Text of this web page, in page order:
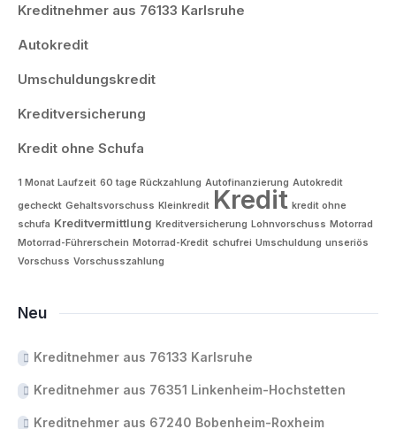
Kreditnehmer aus 76133 Karlsruhe
Autokredit
Umschuldungskredit
Kreditversicherung
Kredit ohne Schufa
1 Monat Laufzeit 60 tage Rückzahlung Autofinanzierung Autokredit
gecheckt Gehaltsvorschuss Kleinkredit Kredit kredit ohne
schufa Kreditvermittlung Kreditversicherung Lohnvorschuss Motorrad
Motorrad-Führerschein Motorrad-Kredit schufrei Umschuldung unseriös
Vorschuss Vorschusszahlung
Neu
Kreditnehmer aus 76133 Karlsruhe
Kreditnehmer aus 76351 Linkenheim-Hochstetten
Kreditnehmer aus 67240 Bobenheim-Roxheim